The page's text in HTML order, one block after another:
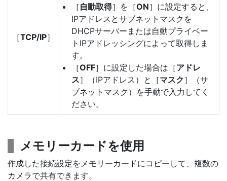
［TCP/IP］
［ 自動取得］を［ON］に設定すると、
IPアドレスとサブネットマスクを
DHCPサーバーまたは自動プライベー
トIPアドレッシングによって取得しま
す。
［OFF］に設定した場合は［アドレ
ス］（IPアドレス）と［マスク ］（サ
ブネットマスク）を手動で入力してく
ださい。
メモリーカードを使用
作成した接続設定をメモリーカードにコピーして、複数の
カメラで共有できます。